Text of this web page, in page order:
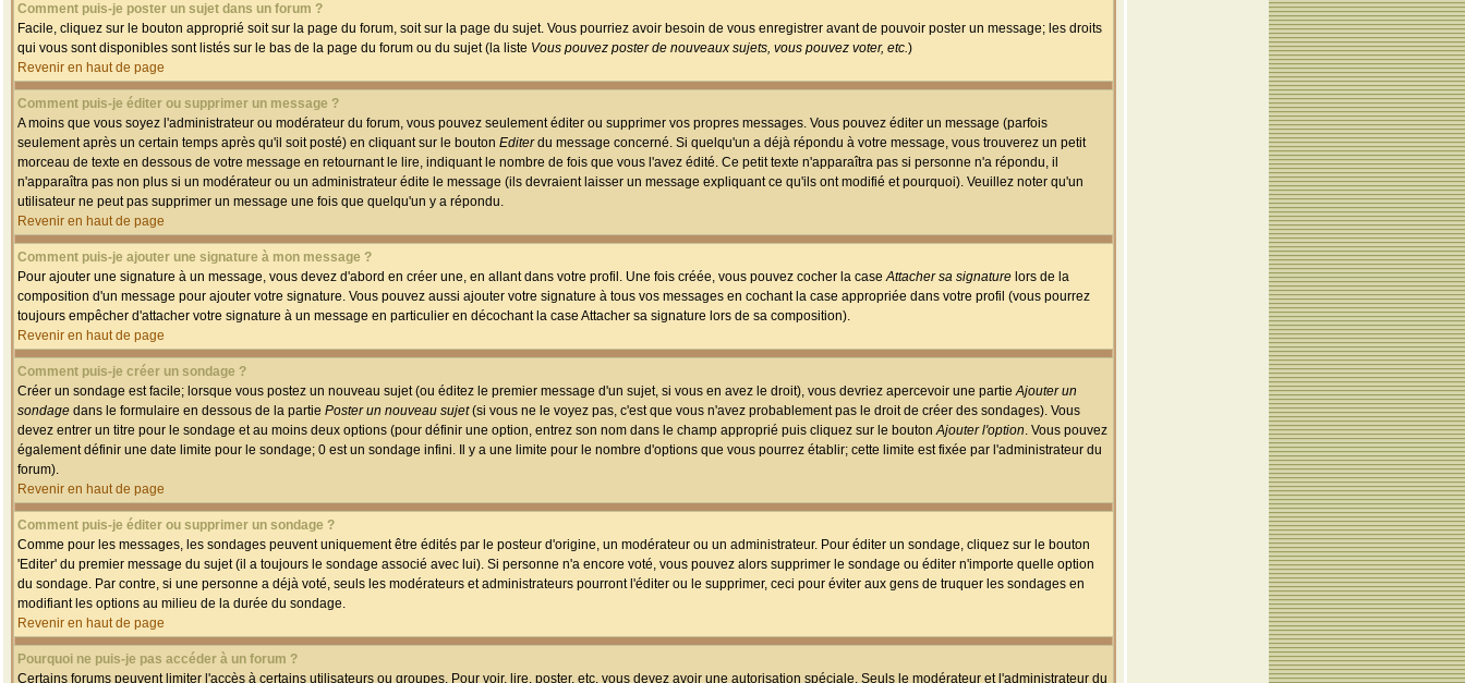
Comment puis-je poster un sujet dans un forum ?
Facile, cliquez sur le bouton approprié soit sur la page du forum, soit sur la page du sujet. Vous pourriez avoir besoin de vous enregistrer avant de pouvoir poster un message; les droits
qui vous sont disponibles sont listés sur le bas de la page du forum ou du sujet (la liste Vous pouvez poster de nouveaux sujets, vous pouvez voter, etc.)
Revenir en haut de page
Comment puis-je éditer ou supprimer un message ?
A moins que vous soyez l'administrateur ou modérateur du forum, vous pouvez seulement éditer ou supprimer vos propres messages. Vous pouvez éditer un message (parfois
seulement après un certain temps après qu'il soit posté) en cliquant sur le bouton Editerdu message concerné. Si quelqu'un a déjà répondu à votre message, vous trouverez un petit
morceau de texte en dessous de votre message en retournant le lire, indiquant le nombre de fois que vous l'avez édité. Ce petit texte n'apparaîtra pas si personne n'a répondu, il
n'apparaîtra pas non plus si un modérateur ou un administrateur édite le message (ils devraient laisser un message expliquant ce qu'ils ont modifié et pourquoi). Veuillez noter qu'un
utilisateur ne peut pas supprimer un message une fois que quelqu'un y a répondu.
Revenir en haut de page
Comment puis-je ajouter une signature à mon message ?
Pour ajouter une signature à un message, vous devez d'abord en créer une, en allant dans votre profil. Une fois créée, vous pouvez cocher la caseAttacher sa signature lors de la
composition d'un message pour ajouter votre signature. Vous pouvez aussi ajouter votre signature à tous vos messages en cochant la case appropriée dans votre profil (vous pourrez
toujours empêcher d'attacher votre signature à un message en particulier en décochant la case Attacher sa signature lors de sa composition).
Revenir en haut de page
Comment puis-je créer un sondage ?
Créer un sondage est facile; lorsque vous postez un nouveau sujet (ou éditez le premier message d'un sujet, si vous en avez le droit), vous devriez apercevoir une partieAjouter un
sondage dans le formulaire en dessous de la partie Poster un nouveau sujet(si vous ne le voyez pas, c'est que vous n'avez probablement pas le droit de créer des sondages). Vous
devez entrer un titre pour le sondage et au moins deux options (pour définir une option, entrez son nom dans le champ approprié puis cliquez sur le boutonAjouter l'option. Vous pouvez
également définir une date limite pour le sondage; 0 est un sondage infini. Il y a une limite pour le nombre d'options que vous pourrez établir; cette limite est fixée par l'administrateur du
forum).
Revenir en haut de page
Comment puis-je éditer ou supprimer un sondage ?
Comme pour les messages, les sondages peuvent uniquement être édités par le posteur d'origine, un modérateur ou un administrateur. Pour éditer un sondage, cliquez sur le bouton
'Editer' du premier message du sujet (il a toujours le sondage associé avec lui). Si personne n'a encore voté, vous pouvez alors supprimer le sondage ou éditer n'importe quelle option
du sondage. Par contre, si une personne a déjà voté, seuls les modérateurs et administrateurs pourront l'éditer ou le supprimer, ceci pour éviter aux gens de truquer les sondages en
modifiant les options au milieu de la durée du sondage.
Revenir en haut de page
Pourquoi ne puis-je pas accéder à un forum ?
Certains forums peuvent limiter l'accès à certains utilisateurs ou groupes. Pour voir, lire, poster, etc. vous devez avoir une autorisation spéciale. Seuls le modérateur et l'administrateur du